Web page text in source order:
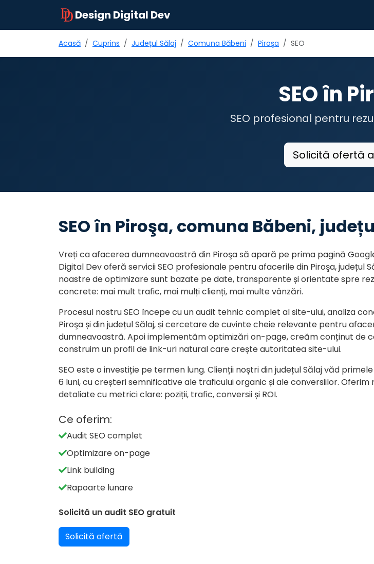
Design Digital Dev
Acasă Cuprins Județul Sălaj Comuna Băbeni Piroşa SEO
SEO în
SEO profesional pentru
Solicită ofertă
SEO în Piroşa, comuna Băbeni,
Vreți ca afacerea dumneavoastră din Piroşa să apară pe prima pagină
Digital Dev oferă servicii SEO profesionale pentru afacerile din Piroşa, județul
noastre de optimizare sunt bazate pe date, transparente și orientate spre
concrete: mai mult trafic, mai mulți clienți, mai multe vânzări.
Procesul nostru SEO începe cu un audit tehnic complet al site-ului, analiza
Piroşa și din județul Sălaj, și cercetare de cuvinte cheie relevante pentru
dumneavoastră. Apoi implementăm optimizări on-page, creăm conținut de
construim un profil de link-uri natural care crește autoritatea site-ului.
SEO este o investiție pe termen lung. Clienții noștri din județul Sălaj văd
6 luni, cu creșteri semnificative ale traficului organic și ale conversiilor.
detaliate cu metrici clare: poziții, trafic, conversii și ROI.
Ce oferim:
Audit SEO complet
Optimizare on-page
Link building
Rapoarte lunare
Solicită un audit SEO gratuit
Solicită ofertă